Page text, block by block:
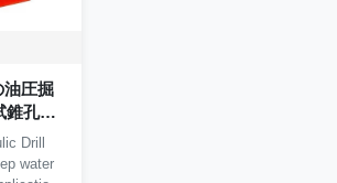
油圧掘
錐孔の
Drill
water